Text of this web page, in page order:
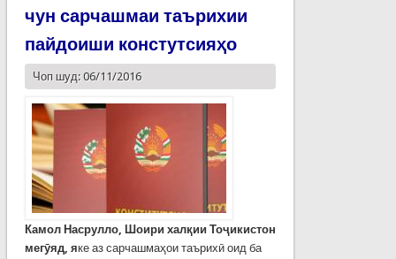
чун сарчашмаи таърихии
пайдоиши констутсияҳо
Чоп шуд: 06/11/2016
Камол Насрулло, Шоири халқии Тоҷикистон
мегӯяд, яке аз сарчашмаҳои таърихӣ оид ба